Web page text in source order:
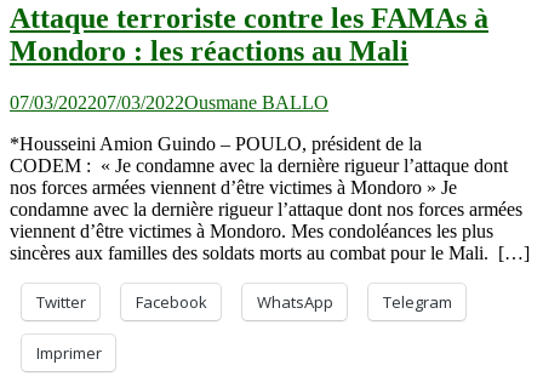
Attaque terroriste contre les FAMAs à
Mondoro : les réactions au Mali
07/03/202207/03/2022Ousmane BALLO
*Housseini Amion Guindo – POULO, président de la
CODEM : « Je condamne avec la dernière rigueur l’attaque dont
nos forces armées viennent d’être victimes à Mondoro » Je
condamne avec la dernière rigueur l’attaque dont nos forces armées
viennent d’être victimes à Mondoro. Mes condoléances les plus
sincères aux familles des soldats morts au combat pour le Mali. […]
Twitter Facebook WhatsApp Telegram
Imprimer